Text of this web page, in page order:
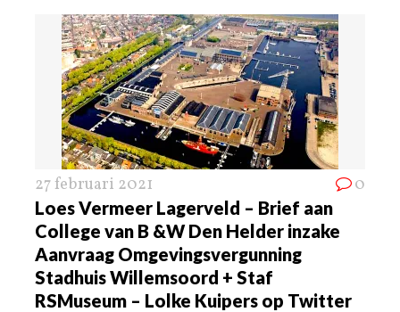
27 februari 2021 0
Loes Vermeer Lagerveld – Brief aan
College van B &W Den Helder inzake
Aanvraag Omgevingsvergunning
Stadhuis Willemsoord + Staf
RSMuseum – Lolke Kuipers op Twitter